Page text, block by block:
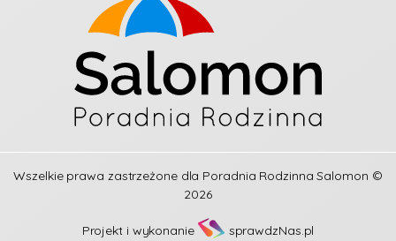
Wszelkie prawa zastrzeżone dla Poradnia Rodzinna Salomon ©
2026
Projekt i wykonanie sprawdzNas.pl